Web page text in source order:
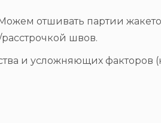
отшивать партии
швов.
и усложняющих факторов